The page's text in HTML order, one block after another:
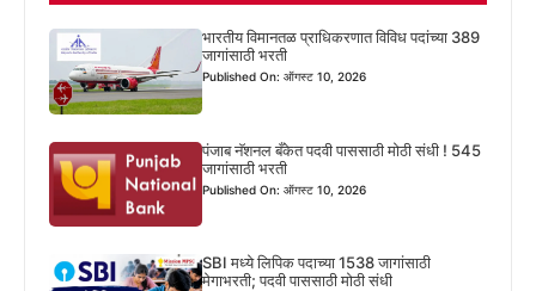
भारतीय विमानतळ प्राधिकरणात विविध पदांच्या 389
जागांसाठी भरती
Published On: ऑगस्ट 10, 2026
पंजाब नॅशनल बँकेत पदवी पाससाठी मोठी संधी ! 545
जागांसाठी भरती
Published On: ऑगस्ट 10, 2026
SBI मध्ये लिपिक पदाच्या 1538 जागांसाठी
मेगाभरती; पदवी पाससाठी मोठी संधी